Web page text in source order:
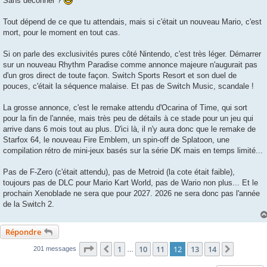
g
Tout dépend de ce que tu attendais, mais si c'était un nouveau Mario, c'est
mort, pour le moment en tout cas.
Si on parle des exclusivités pures côté Nintendo, c'est très léger. Démarrer
sur un nouveau Rhythm Paradise comme annonce majeure n'augurait pas
d'un gros direct de toute façon. Switch Sports Resort et son duel de
pouces, c'était la séquence malaise. Et pas de Switch Music, scandale !
La grosse annonce, c'est le remake attendu d'Ocarina of Time, qui sort
pour la fin de l'année, mais très peu de détails à ce stade pour un jeu qui
arrive dans 6 mois tout au plus. D'ici là, il n'y aura donc que le remake de
Starfox 64, le nouveau Fire Emblem, un spin-off de Splatoon, une
compilation rétro de mini-jeux basés sur la série DK mais en temps limité...
Pas de F-Zero (c'était attendu), pas de Metroid (la cote était faible),
toujours pas de DLC pour Mario Kart World, pas de Wario non plus... Et le
prochain Xenoblade ne sera que pour 2027. 2026 ne sera donc pas l'année
de la Switch 2.
Répondre
201 messages Page 12 sur 14
Précédente
1 10 11 12 13 14